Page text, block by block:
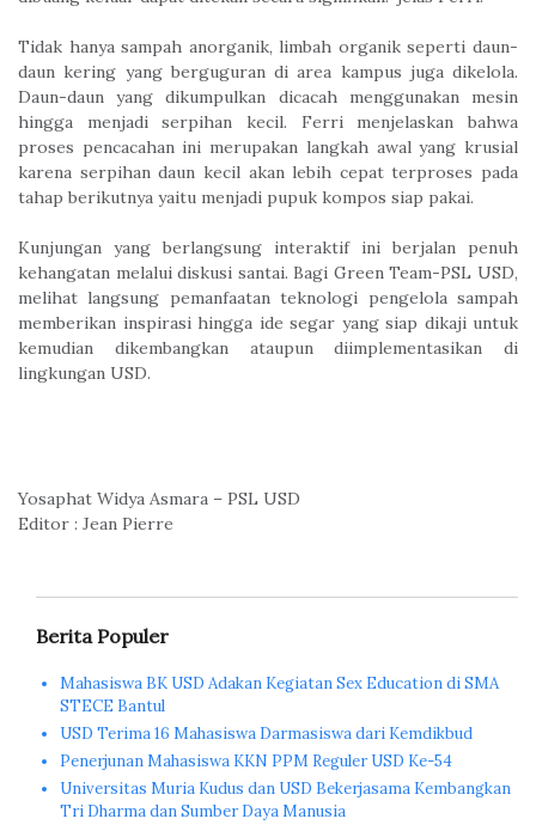
Tidak hanya sampah anorganik, limbah organik seperti daun-
daun kering yang berguguran di area kampus juga dikelola.
Daun-daun yang dikumpulkan dicacah menggunakan mesin
hingga menjadi serpihan kecil. Ferri menjelaskan bahwa
proses pencacahan ini merupakan langkah awal yang krusial
karena serpihan daun kecil akan lebih cepat terproses pada
tahap berikutnya yaitu menjadi pupuk kompos siap pakai.
Kunjungan yang berlangsung interaktif ini berjalan penuh
kehangatan melalui diskusi santai. Bagi Green Team-PSL USD,
melihat langsung pemanfaatan teknologi pengelola sampah
memberikan inspirasi hingga ide segar yang siap dikaji untuk
kemudian dikembangkan ataupun diimplementasikan di
lingkungan USD.
Yosaphat Widya Asmara – PSL USD
Editor : Jean Pierre
Berita Populer
Mahasiswa BK USD Adakan Kegiatan Sex Education di SMA
STECE Bantul
USD Terima 16 Mahasiswa Darmasiswa dari Kemdikbud
Penerjunan Mahasiswa KKN PPM Reguler USD Ke-54
Universitas Muria Kudus dan USD Bekerjasama Kembangkan
Tri Dharma dan Sumber Daya Manusia